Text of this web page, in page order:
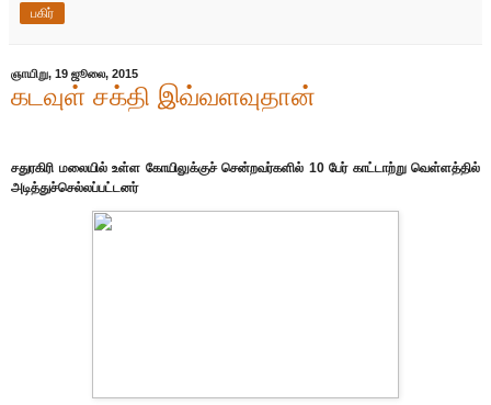
பகிர்
ஞாயிறு, 19 ஜூலை, 2015
கடவுள் சக்தி இவ்வளவுதான்
சதுரகிரி மலையில் உள்ள கோயிலுக்குச் சென்றவர்களில் 10 பேர் காட்டாற்று வெள்ளத்தில்
அடித்துச்செல்லப்பட்டனர்